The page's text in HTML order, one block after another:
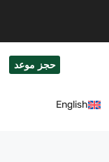
حجز موعد
English